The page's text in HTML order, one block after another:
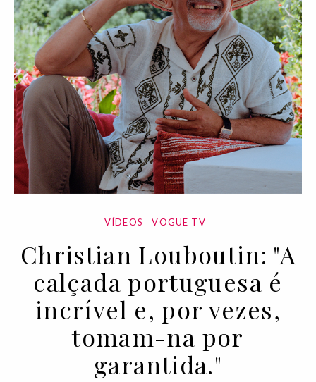
VÍDEOS VOGUE TV
Christian Louboutin: "A
calçada portuguesa é
incrível e, por vezes,
tomam-na por
garantida."